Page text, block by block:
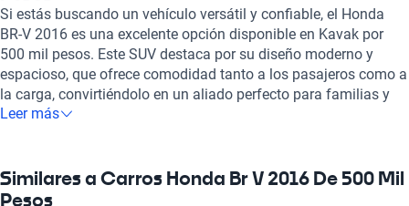
Si estás buscando un vehículo versátil y confiable, el Honda
BR-V 2016 es una excelente opción disponible en Kavak por
500 mil pesos. Este SUV destaca por su diseño moderno y
espacioso, que ofrece comodidad tanto a los pasajeros como a
la carga, convirtiéndolo en un aliado perfecto para familias y
aventureros. Con su eficiencia de combustible, el Honda BR-V
Entre sus beneficios, se encuentran características como su
capacidad para acomodar hasta siete ocupantes, lo que
Leer más
Similares a Carros Honda Br V 2016 De 500 Mil
Pesos